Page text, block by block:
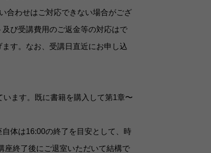
合わせはご対応できない場合がござ
び受講費用のご返金等の対応はで
す。なお、受講日直近にお申し込
ます。既に書籍を購入して第1章〜
体は16:00の終了を目安として、時
座終了後にご退室いただいて結構で